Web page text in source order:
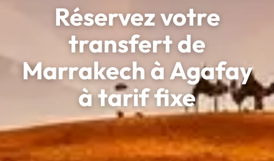
Réservez votre
transfert de
Marrakech à Agafay
à tarif fixe